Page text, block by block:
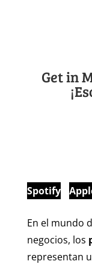
Get in
Spotify
En el mundo
negocios, los
representan